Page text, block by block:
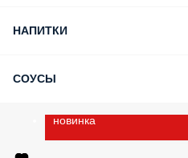
СЕТЫ
ШАУРМА